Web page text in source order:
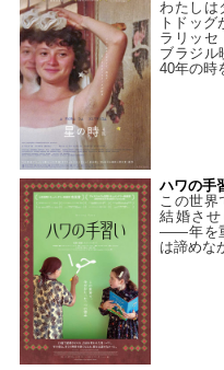
わたしは
トドッグ
ラリッセ
ブラジル
40年の時
ハワの手
この世界
結婚させ
——年を
は諦めな